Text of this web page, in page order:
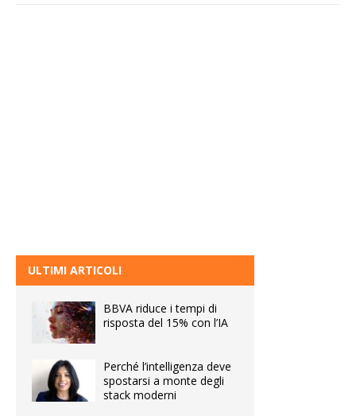
ULTIMI ARTICOLI
BBVA riduce i tempi di
risposta del 15% con l’IA
Perché l’intelligenza deve
spostarsi a monte degli
stack moderni